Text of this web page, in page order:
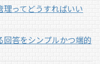
ってどうすればいい
答をシンプルかつ端的